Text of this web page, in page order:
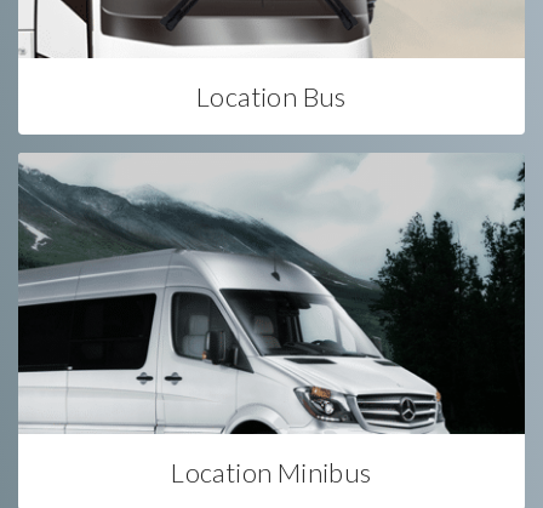
Location Bus
Location Minibus